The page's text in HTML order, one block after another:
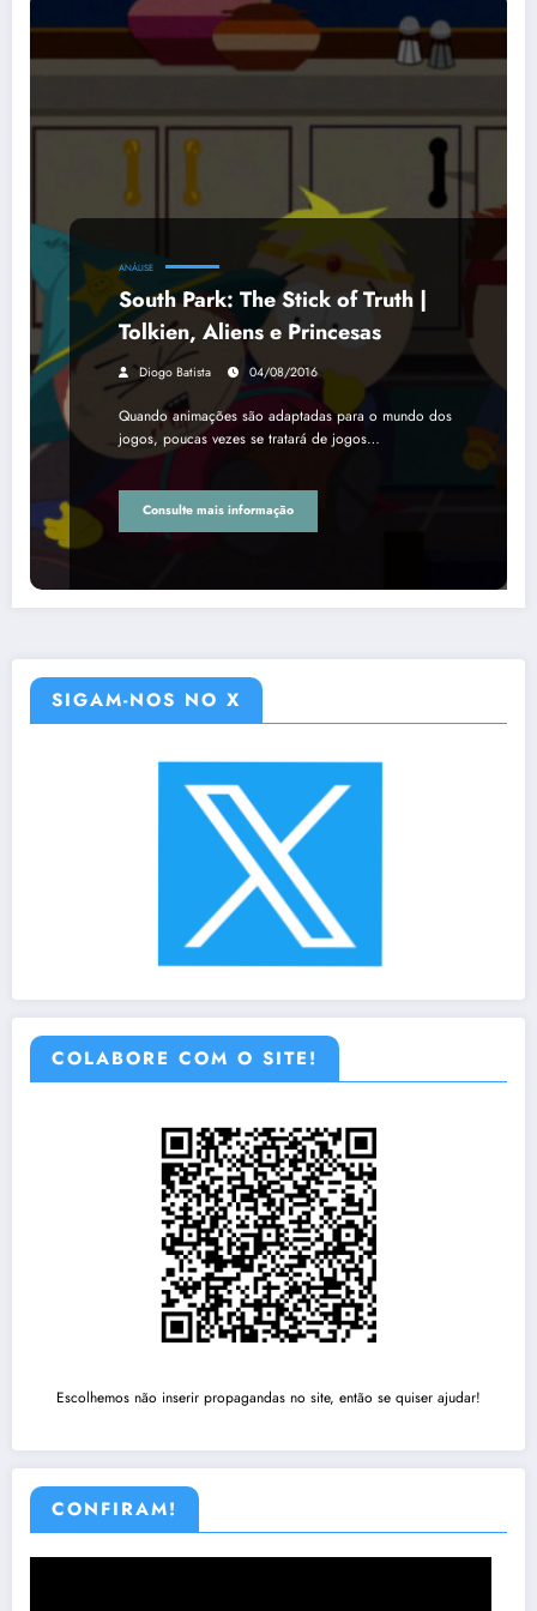
ANÁLISE
South Park: The Stick of Truth |
Tolkien, Aliens e Princesas
Diogo Batista 04/08/2016
Quando animações são adaptadas para o mundo dos
jogos, poucas vezes se tratará de jogos…
Consulte mais informação
SIGAM-NOS NO X
COLABORE COM O SITE!
Escolhemos não inserir propagandas no site, então se quiser ajudar!
CONFIRAM!